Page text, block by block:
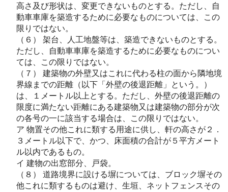
高さ及び形状は、変更できないものとする。ただし、自
動車車庫を築造するために必要なものについては、この
限りではない。
（６） 架台、人工地盤等は、築造できないものとする。
ただし、自動車車庫を築造するために必要なものについ
ては、この限りではない。
（７） 建築物の外壁又はこれに代わる柱の面から隣地境
界線までの距離（以下「外壁の後退距離」という。）
は、１メートル以上とする。ただし、外壁の後退距離の
限度に満たない距離にある建築物又は建築物の部分が次
の各号の一に該当する場合は、この限りではない。
ア 物置その他これに類する用途に供し、軒の高さが２．
３メートル以下で、かつ、床面積の合計が５平方メート
ル以内であるもの。
イ 建物の出窓部分、戸袋。
（８） 道路境界に設ける塀については、ブロック塀その
他これに類するものは避け、生垣、ネットフェンスその